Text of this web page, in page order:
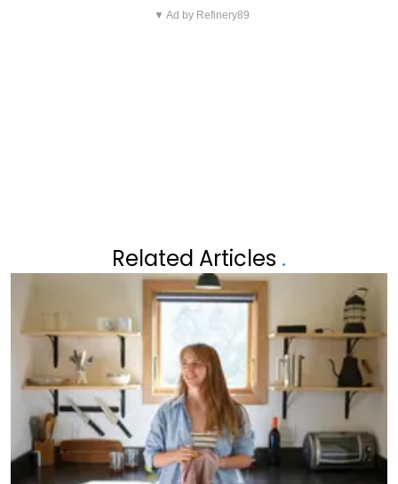
HANNE VAN K3 LAAT EERLIJK
▼ Ad by Refinery89
Related Articles .